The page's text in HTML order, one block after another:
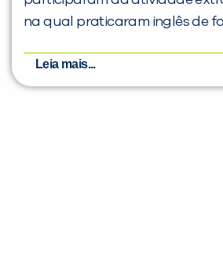
na qual praticaram inglês de
Leia mais...